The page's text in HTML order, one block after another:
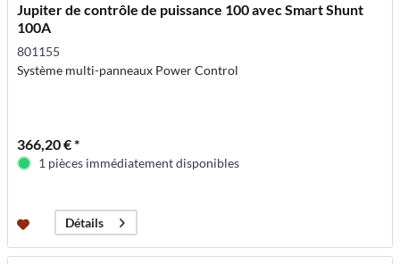
Jupiter de contrôle de puissance 100 avec Smart Shunt
100A
801155
Système multi-panneaux Power Control
366,20 € *
1 pièces immédiatement disponibles
Détails